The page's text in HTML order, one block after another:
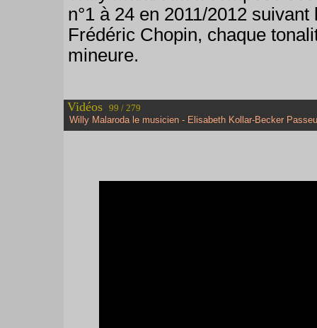
n°1 à 24 en 2011/2012
Frédéric Chopin, chaque
mineure.
Vidéos 99 / 279
Willy Malaroda le musicien - Elisabeth Kollar-Becker